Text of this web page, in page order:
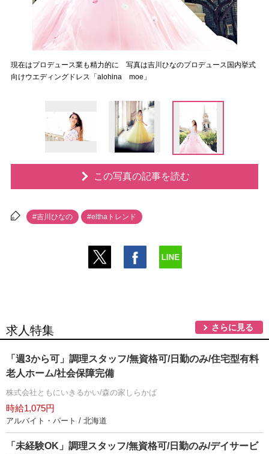
現在はプロデュース業も精力的に 写真は吉川ひなのプロデュース国内挙式
向けウエディングドレス「alohina moe」
この写真の記事を読む
#吉川ひなの #elthaトレンド
求人特集 さらに見る
「週3から可」調理スタッフ/無資格可/日勤のみ/住宅型有料
老人ホーム/社会保障完備
株式会社ともにいきるかい/森の家しらかば
時給1,075円
アルバイト・パート / 北海道
「未経験OK」調理スタッフ/無資格可/日勤のみ/デイサービ